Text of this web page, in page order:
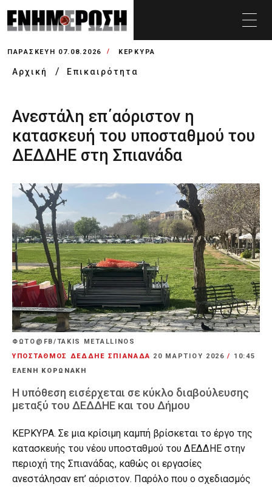
ΠΑΡΑΣΚΕΥΉ 07.08.2026 ΚΕΡΚΥΡΑ
Αρχική Επικαιρότητα
Ανεστάλη επ΄αόριστον η
κατασκευή του υποσταθμού του
ΔΕΔΔΗΕ στη Σπιανάδα
ΦΩΤΟ@FB/TAKIS METALLINOS
ΥΠΟΣΤΑΘΜΟΣ ΔΕΔΔΗΕ ΣΠΙΑΝΑΔΑ 20 ΜΑΡΤΊΟΥ 2026/ 10:45
ΕΛΕΝΗ ΚΟΡΩΝΑΚΗ
Η υπόθεση εισέρχεται σε κύκλο διαβούλευσης
μεταξύ του ΔΕΔΔΗΕ και του Δήμου
ΚΕΡΚΥΡΑ. Σε μια κρίσιμη καμπή βρίσκεται το έργο της
κατασκευής του νέου υποσταθμού του ΔΕΔΔΗΕ στην
περιοχή της Σπιανάδας, καθώς οι εργασίες
ανεστάλησαν επ’ αόριστον. Παρόλο που ο σχεδιασμός